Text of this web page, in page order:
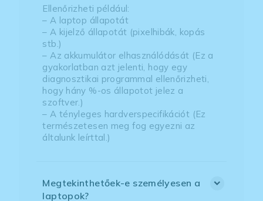
Ellenőrizheti például:
– A laptop állapotát
– A kijelző állapotát (pixelhibák, kopás
stb.)
– Az akkumulátor elhasználódását (Ez a
gyakorlatban azt jelenti, hogy egy
diagnosztikai programmal ellenőrizheti,
hogy hány %-os állapotot jelez a
szoftver.)
– A tényleges hardverspecifikációt (Ez
természetesen meg fog egyezni az
általunk leírttal.)
Megtekinthetőek-e személyesen a
laptopok?